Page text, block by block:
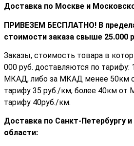
Доставка по Москве и
ПРИВЕЗЕМ БЕСПЛАТНО! В
стоимости заказа cвыше 25.000
Заказы, стоимость товара в
000 руб. доставляются по тарифу:
МКАД, либо за МКАД менее 50км
тарифу 35 руб./км, более 40км от
тарифу 40руб./км.
Доставка по Санкт-Петербургу
области: